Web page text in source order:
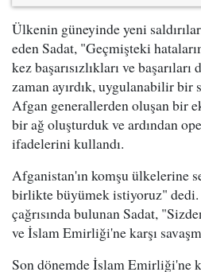
Ülkenin güneyinde yeni
eden Sadat, "Geçmişteki
kez başarısızlıkları ve
zaman ayırdık, uygulanabilir
Afgan generallerden oluşan bir
bir ağ oluşturduk ve ardından
ifadelerini kullandı.
Afganistan'ın komşu ülkelerine
birlikte büyümek istiyoruz"
çağrısında bulunan Sadat,
ve İslam Emirliği'ne karşı
Son dönemde İslam Emirliği'ne